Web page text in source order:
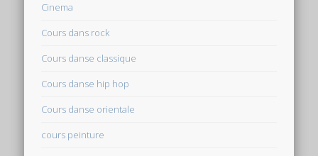
Cinema
Cours dans rock
Cours danse classique
Cours danse hip hop
Cours danse orientale
cours peinture